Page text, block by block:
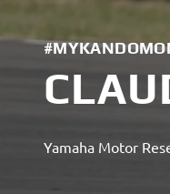
Yamaha Motor